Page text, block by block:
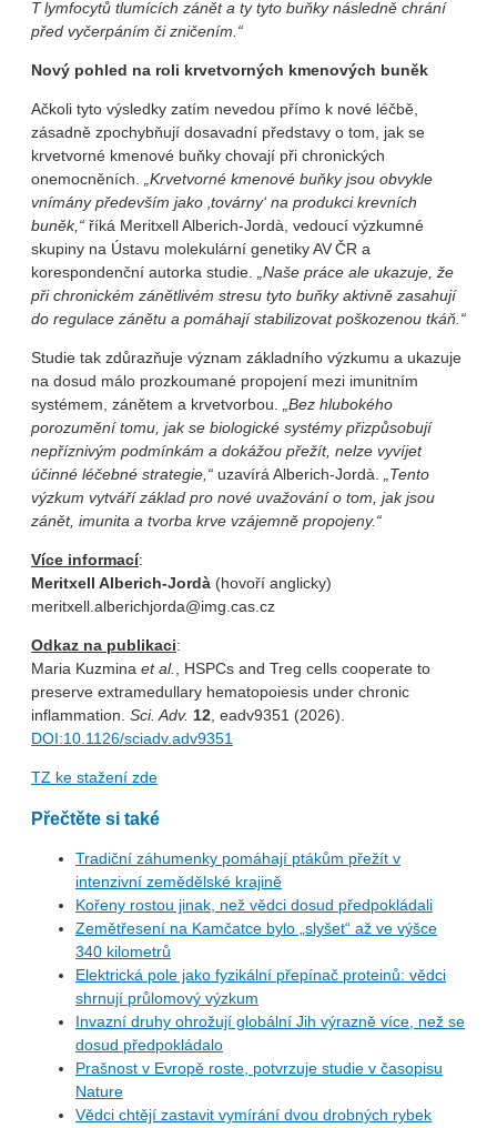
T lymfocytů tlumících zánět a ty tyto buňky následně chrání
před vyčerpáním či zničením.“
Nový pohled na roli krvetvorných kmenových buněk
Ačkoli tyto výsledky zatím nevedou přímo k nové léčbě,
zásadně zpochybňují dosavadní představy o tom, jak se
krvetvorné kmenové buňky chovají při chronických
onemocněních. „Krvetvorné kmenové buňky jsou obvykle
vnímány především jako ‚továrny‘ na produkci krevních
buněk,“ říká Meritxell Alberich‑Jordà, vedoucí výzkumné
skupiny na Ústavu molekulární genetiky AV ČR a
korespondenční autorka studie. „Naše práce ale ukazuje, že
při chronickém zánětlivém stresu tyto buňky aktivně zasahují
do regulace zánětu a pomáhají stabilizovat poškozenou tkáň.“
Studie tak zdůrazňuje význam základního výzkumu a ukazuje
na dosud málo prozkoumané propojení mezi imunitním
systémem, zánětem a krvetvorbou. „Bez hlubokého
porozumění tomu, jak se biologické systémy přizpůsobují
nepříznivým podmínkám a dokážou přežít, nelze vyvíjet
účinné léčebné strategie,“ uzavírá Alberich‑Jordà. „Tento
výzkum vytváří základ pro nové uvažování o tom, jak jsou
zánět, imunita a tvorba krve vzájemně propojeny.“
Více informací:
Meritxell Alberich-Jordà (hovoří anglicky)
meritxell.alberichjorda@img.cas.cz
Odkaz na publikaci:
Maria Kuzmina et al., HSPCs and Treg cells cooperate to
preserve extramedullary hematopoiesis under chronic
inflammation. Sci. Adv. 12, eadv9351 (2026).
DOI:10.1126/sciadv.adv9351
TZ ke stažení zde
Přečtěte si také
Tradiční záhumenky pomáhají ptákům přežít v
intenzivní zemědělské krajině
Kořeny rostou jinak, než vědci dosud předpokládali
Zemětřesení na Kamčatce bylo „slyšet“ až ve výšce
340 kilometrů
Elektrická pole jako fyzikální přepínač proteinů: vědci
shrnují průlomový výzkum
Invazní druhy ohrožují globální Jih výrazně více, než se
dosud předpokládalo
Prašnost v Evropě roste, potvrzuje studie v časopisu
Nature
Vědci chtějí zastavit vymírání dvou drobných rybek